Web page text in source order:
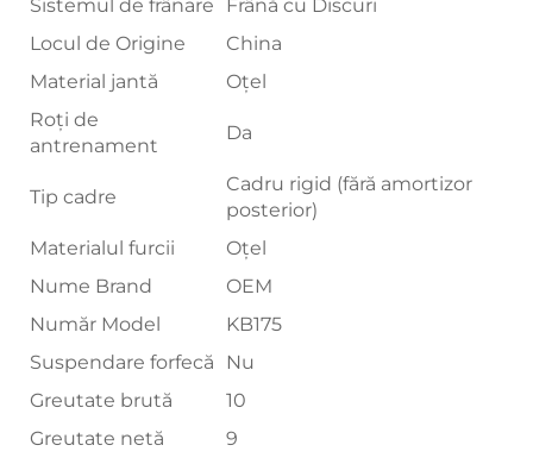
Sistemul de frânare
Frână cu Discuri
Locul de Origine
China
Material jantă
Oțel
Roți de
antrenament
Da
Tip cadre
Cadru rigid (fără amortizor
posterior)
Materialul furcii
Oțel
Nume Brand
OEM
Număr Model
KB175
Suspendare forfecă
Nu
Greutate brută
10
Greutate netă
9